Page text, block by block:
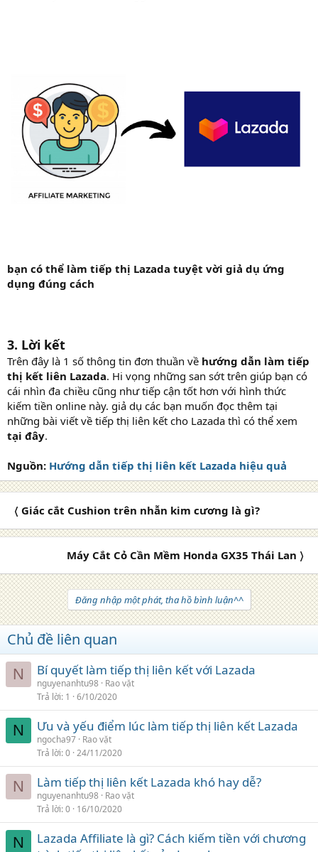
bạn có thể làm tiếp thị Lazada tuyệt vời giả dụ ứng
dụng đúng cách
3. Lời kết
Trên đây là 1 số thông tin đơn thuần về hướng dẫn làm tiếp
thị kết liên Lazada. Hi vọng những san sớt trên giúp bạn có
cái nhìn đa chiều cũng như tiếp cận tốt hơn với hình thức
kiếm tiền online này. giả dụ các bạn muốn đọc thêm tại
những bài viết về tiếp thị liên kết cho Lazada thì có thể xem
tại đây.
Nguồn: Hướng dẫn tiếp thị liên kết Lazada hiệu quả
〈 Giác cắt Cushion trên nhẫn kim cương là gì?
Máy Cắt Cỏ Cần Mềm Honda GX35 Thái Lan 〉
Đăng nhập một phát, tha hồ bình luận^^
Chủ đề liên quan
N Bí quyết làm tiếp thị liên kết với Lazada
nguyenanhtu98 Rao vặt
Trả lời 1 6/10/2020
N Ưu và yếu điểm lúc làm tiếp thị liên kết Lazada
ngocha97 Rao vặt
Trả lời 0 24/11/2020
N Làm tiếp thị liên kết Lazada khó hay dễ?
nguyenanhtu98 Rao vặt
Trả lời 0 16/10/2020
N
Lazada Affiliate là gì? Cách kiếm tiền với chương